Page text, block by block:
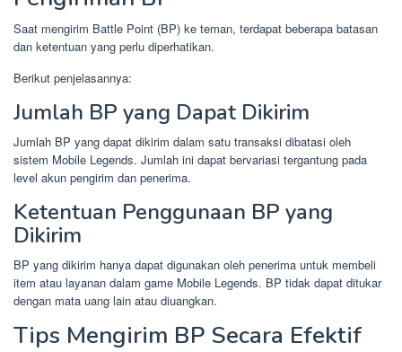
Saat mengirim Battle Point (BP) ke teman, terdapat beberapa batasan
dan ketentuan yang perlu diperhatikan.
Berikut penjelasannya:
Jumlah BP yang Dapat Dikirim
Jumlah BP yang dapat dikirim dalam satu transaksi dibatasi oleh
sistem Mobile Legends. Jumlah ini dapat bervariasi tergantung pada
level akun pengirim dan penerima.
Ketentuan Penggunaan BP yang
Dikirim
BP yang dikirim hanya dapat digunakan oleh penerima untuk membeli
item atau layanan dalam game Mobile Legends. BP tidak dapat ditukar
dengan mata uang lain atau diuangkan.
Tips Mengirim BP Secara Efektif